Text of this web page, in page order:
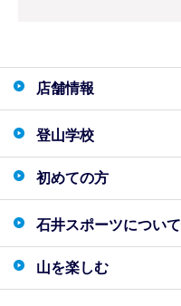
店舗情報
登山学校
初めての方
石井スポーツについて
山を楽しむ